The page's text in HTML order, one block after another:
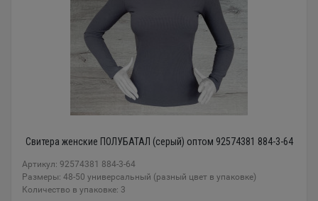
Свитера женские ПОЛУБАТАЛ (серый) оптом 92574381 884-3-64
Артикул: 92574381 884-3-64
Размеры: 48-50 универсальный (разный цвет в упаковке)
Количество в упаковке: 3